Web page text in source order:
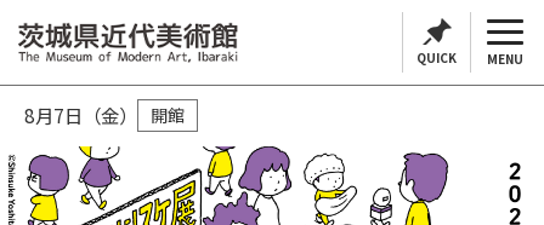
QUICK MENU
8月7日（金） 開館